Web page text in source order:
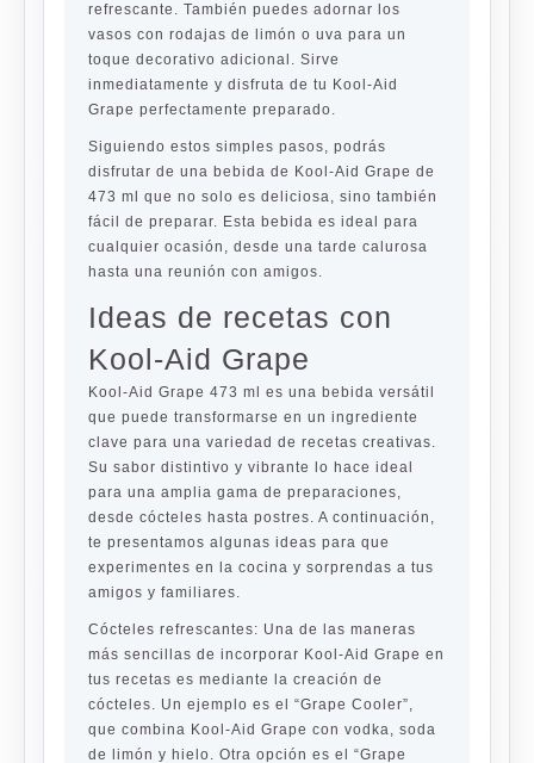
refrescante. También puedes adornar los
vasos con rodajas de limón o uva para un
toque decorativo adicional. Sirve
inmediatamente y disfruta de tu Kool-Aid
Grape perfectamente preparado.
Siguiendo estos simples pasos, podrás
disfrutar de una bebida de Kool-Aid Grape de
473 ml que no solo es deliciosa, sino también
fácil de preparar. Esta bebida es ideal para
cualquier ocasión, desde una tarde calurosa
hasta una reunión con amigos.
Ideas de recetas con
Kool-Aid Grape
Kool-Aid Grape 473 ml es una bebida versátil
que puede transformarse en un ingrediente
clave para una variedad de recetas creativas.
Su sabor distintivo y vibrante lo hace ideal
para una amplia gama de preparaciones,
desde cócteles hasta postres. A continuación,
te presentamos algunas ideas para que
experimentes en la cocina y sorprendas a tus
amigos y familiares.
Cócteles refrescantes: Una de las maneras
más sencillas de incorporar Kool-Aid Grape en
tus recetas es mediante la creación de
cócteles. Un ejemplo es el “Grape Cooler”,
que combina Kool-Aid Grape con vodka, soda
de limón y hielo. Otra opción es el “Grape